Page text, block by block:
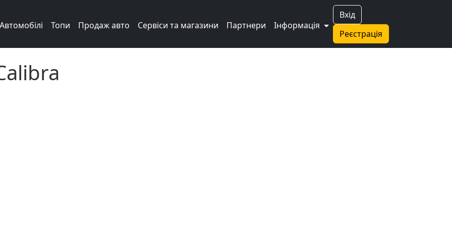
Вхід
Реєстрація
Автомобілі Топи Продаж авто Сервіси та магазини Партнери Інформація